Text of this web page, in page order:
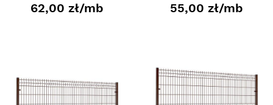
62,00 zł/mb 55,00 zł/mb